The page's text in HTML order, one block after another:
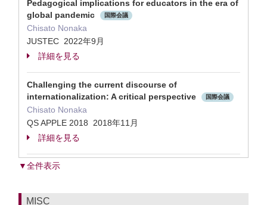
Pedagogical implications for educators in the era of
global pandemic
国際会議
Chisato Nonaka
JUSTEC 2022年9月
詳細を見る
Challenging the current discourse of
internationalization: A critical perspective
国際会議
Chisato Nonaka
QS APPLE 2018 2018年11月
詳細を見る
▼全件表示
MISC